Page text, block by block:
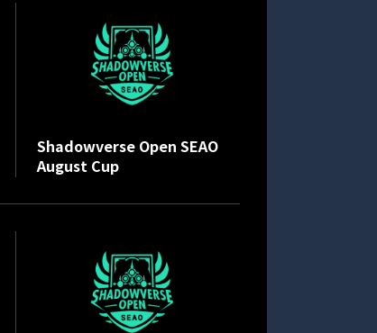
Shadowverse Open SEAO
August Cup